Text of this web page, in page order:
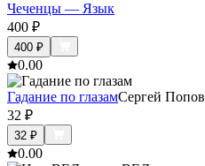
Чеченцы — Язык
400 ₽
400 ₽
0.00
Гадание по глазамСергей Попов
32 ₽
32 ₽
0.00